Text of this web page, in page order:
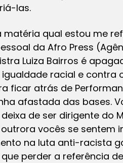
las.
matéria qual estou me
da Afro Press
Luiza Bairros é
racial e contra
ficar atrás de
afastada das bases.
de ser dirigente do
vocês se
na luta anti-racista
perder a referência